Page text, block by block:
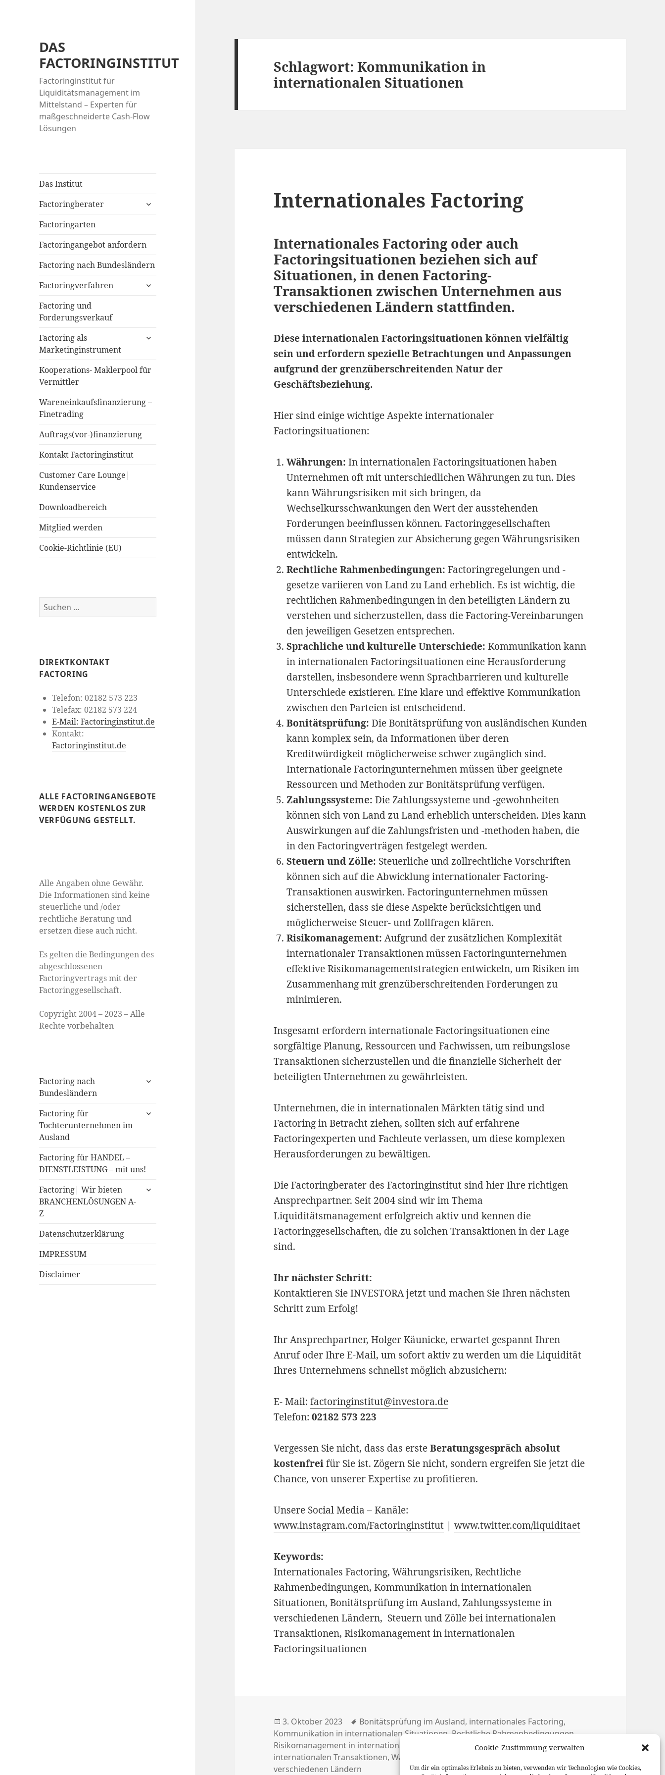
Cookie-Zustimmung verwalten
Um dir ein optimales Erlebnis zu bieten, verwenden wir Technologien wie Cookies,
DAS
FACTORINGINSTITUT
Factoringinstitut für
Liquiditätsmanagement im
Mittelstand – Experten für
maßgeschneiderte Cash-Flow
Lösungen
Das Institut
Factoringberater
expand
Factoringarten
Factoringangebot anfordern
Factoring nach Bundesländern
Factoringverfahren
expand
Factoring und
Forderungsverkauf
Factoring als
Marketinginstrument
expand
Kooperations- Maklerpool für
Vermittler
Wareneinkaufsfinanzierung –
Finetrading
Auftrags(vor-)finanzierung
Kontakt Factoringinstitut
Customer Care Lounge|
Kundenservice
Downloadbereich
Mitglied werden
Cookie-Richtlinie (EU)
Suchen
nach:
DIREKTKONTAKT
FACTORING
Telefon: 02182 573 223
Telefax: 02182 573 224
E-Mail: Factoringinstitut.de
Kontakt:
Factoringinstitut.de
ALLE FACTORINGANGEBOTE
WERDEN KOSTENLOS ZUR
VERFÜGUNG GESTELLT.
Alle Angaben ohne Gewähr.
Die Informationen sind keine
steuerliche und /oder
rechtliche Beratung und
ersetzen diese auch nicht.
Es gelten die Bedingungen des
abgeschlossenen
Factoringvertrags mit der
Factoringgesellschaft.
Copyright 2004 – 2023 – Alle
Rechte vorbehalten
Factoring nach
Bundesländern
expand
Factoring für
Tochterunternehmen im
Ausland
expand
Factoring für HANDEL –
DIENSTLEISTUNG – mit uns!
Factoring| Wir bieten
BRANCHENLÖSUNGEN A-
Z
expand
Datenschutzerklärung
IMPRESSUM
Disclaimer
Schlagwort:Kommunikation in
internationalen Situationen
Internationales Factoring
Internationales Factoring oder auch
Factoringsituationen beziehen sich auf
Situationen, in denen Factoring-
Transaktionen zwischen Unternehmen aus
verschiedenen Ländern stattfinden.
Diese internationalen Factoringsituationen können vielfältig
sein und erfordern spezielle Betrachtungen und Anpassungen
aufgrund der grenzüberschreitenden Natur der
Geschäftsbeziehung.
Hier sind einige wichtige Aspekte internationaler
Factoringsituationen:
Währungen: In internationalen Factoringsituationen haben
Unternehmen oft mit unterschiedlichen Währungen zu tun. Dies
kann Währungsrisiken mit sich bringen, da
Wechselkursschwankungen den Wert der ausstehenden
Forderungen beeinflussen können. Factoringgesellschaften
müssen dann Strategien zur Absicherung gegen Währungsrisiken
entwickeln.
Rechtliche Rahmenbedingungen: Factoringregelungen und -
gesetze variieren von Land zu Land erheblich. Es ist wichtig, die
rechtlichen Rahmenbedingungen in den beteiligten Ländern zu
verstehen und sicherzustellen, dass die Factoring-Vereinbarungen
den jeweiligen Gesetzen entsprechen.
Sprachliche und kulturelle Unterschiede: Kommunikation kann
in internationalen Factoringsituationen eine Herausforderung
darstellen, insbesondere wenn Sprachbarrieren und kulturelle
Unterschiede existieren. Eine klare und effektive Kommunikation
zwischen den Parteien ist entscheidend.
Bonitätsprüfung: Die Bonitätsprüfung von ausländischen Kunden
kann komplex sein, da Informationen über deren
Kreditwürdigkeit möglicherweise schwer zugänglich sind.
Internationale Factoringunternehmen müssen über geeignete
Ressourcen und Methoden zur Bonitätsprüfung verfügen.
Zahlungssysteme: Die Zahlungssysteme und -gewohnheiten
können sich von Land zu Land erheblich unterscheiden. Dies kann
Auswirkungen auf die Zahlungsfristen und -methoden haben, die
in den Factoringverträgen festgelegt werden.
Steuern und Zölle: Steuerliche und zollrechtliche Vorschriften
können sich auf die Abwicklung internationaler Factoring-
Transaktionen auswirken. Factoringunternehmen müssen
sicherstellen, dass sie diese Aspekte berücksichtigen und
möglicherweise Steuer- und Zollfragen klären.
Risikomanagement: Aufgrund der zusätzlichen Komplexität
internationaler Transaktionen müssen Factoringunternehmen
effektive Risikomanagementstrategien entwickeln, um Risiken im
Zusammenhang mit grenzüberschreitenden Forderungen zu
minimieren.
Insgesamt erfordern internationale Factoringsituationen eine
sorgfältige Planung, Ressourcen und Fachwissen, um reibungslose
Transaktionen sicherzustellen und die finanzielle Sicherheit der
beteiligten Unternehmen zu gewährleisten.
Unternehmen, die in internationalen Märkten tätig sind und
Factoring in Betracht ziehen, sollten sich auf erfahrene
Factoringexperten und Fachleute verlassen, um diese komplexen
Herausforderungen zu bewältigen.
Die Factoringberater des Factoringinstitut sind hier Ihre richtigen
Ansprechpartner. Seit 2004 sind wir im Thema
Liquiditätsmanagement erfolgreich aktiv und kennen die
Factoringgesellschaften, die zu solchen Transaktionen in der Lage
sind.
Ihr nächster Schritt:
Kontaktieren Sie INVESTORA jetzt und machen Sie Ihren nächsten
Schritt zum Erfolg!
Ihr Ansprechpartner, Holger Käunicke, erwartet gespannt Ihren
Anruf oder Ihre E-Mail, um sofort aktiv zu werden um die Liquidität
Ihres Unternehmens schnellst möglich abzusichern:
E- Mail:factoringinstitut@investora.de
Telefon:02182 573 223
Vergessen Sie nicht, dass das ersteBeratungsgespräch absolut
kostenfreifür Sie ist. Zögern Sie nicht, sondern ergreifen Sie jetzt die
Chance, von unserer Expertise zu profitieren.
Unsere Social Media – Kanäle:
www.instagram.com/Factoringinstitut |www.twitter.com/liquiditaet
Keywords:
Internationales Factoring, Währungsrisiken, Rechtliche
Rahmenbedingungen, Kommunikation in internationalen
Situationen, Bonitätsprüfung im Ausland, Zahlungssysteme in
verschiedenen Ländern, Steuern und Zölle bei internationalen
Transaktionen, Risikomanagement in internationalen
Factoringsituationen
Posted
on
3. Oktober 2023 Tags
Bonitätsprüfung im Ausland, internationales Factoring,
Kommunikation in internationalen Situationen Rechtliche Rahmenbedingungen
Risikomanagement in internationalen Factoringsituationen,Steuern und Zölle bei
internationalen Transaktionen,Währungsrisiken
verschiedenen Ländern